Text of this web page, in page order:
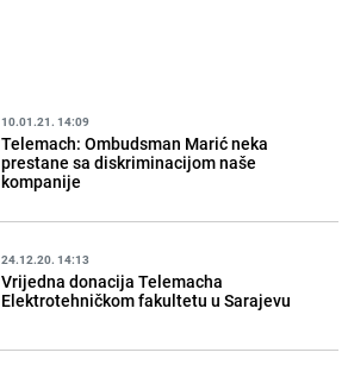
10.01.21. 14:09
Telemach: Ombudsman Marić neka
prestane sa diskriminacijom naše
kompanije
24.12.20. 14:13
Vrijedna donacija Telemacha
Elektrotehničkom fakultetu u Sarajevu